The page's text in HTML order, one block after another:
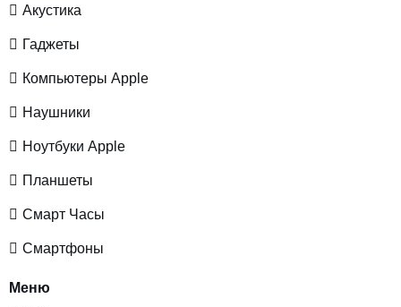
Акустика
Гаджеты
Компьютеры Apple
Наушники
Ноутбуки Apple
Планшеты
Смарт Часы
Смартфоны
Меню